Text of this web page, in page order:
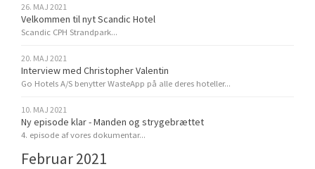
26. MAJ 2021
Velkommen til nyt Scandic Hotel
Scandic CPH Strandpark...
20. MAJ 2021
Interview med Christopher Valentin
Go Hotels A/S benytter WasteApp på alle deres hoteller...
10. MAJ 2021
Ny episode klar - Manden og strygebrættet
4. episode af vores dokumentar...
Februar 2021